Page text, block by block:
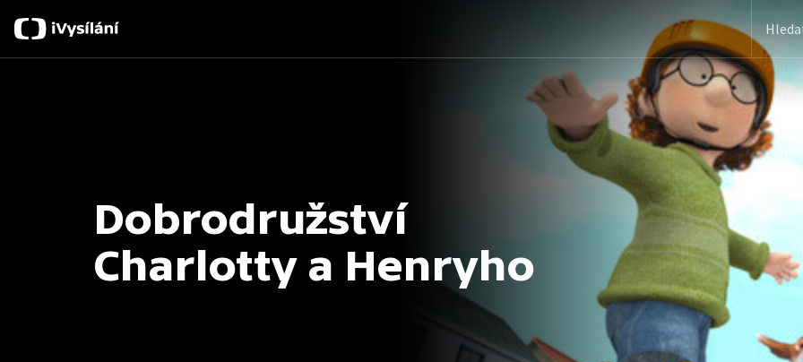
Dobrodružství
Charlotty a Henryho